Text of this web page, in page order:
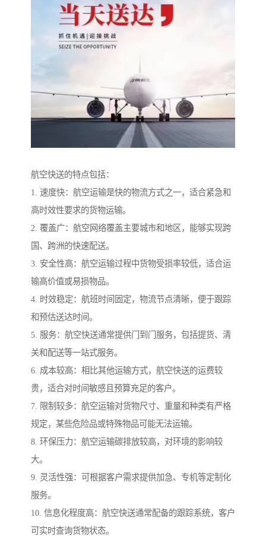
航空快送的特点包括：
1. 速度快：航空运输是快的物流方式之一，适合紧急和
高时效性要求的货物运输。
2. 覆盖广：航空网络覆盖主要城市和地区，能够实现跨
国、跨洲的快速配送。
3. 安全性高：航空运输过程中货物受损率较低，适合运
输高价值或易损物品。
4. 时效稳定：航班时间固定，物流节点清晰，便于跟踪
和预估送达时间。
5. 服务：航空快送通常提供门到门服务，包括提货、清
关和配送等一站式服务。
6. 成本较高：相比其他运输方式，航空快送的运费较
贵，适合对时间敏感且预算充足的客户。
7. 限制较多：航空运输对货物尺寸、重量和种类有严格
规定，某些危险品或特殊物品可能无法运输。
8. 环保压力：航空运输碳排放较高，对环境的影响较
大。
9. 灵活性强：可根据客户需求提供加急、专机等定制化
服务。
10. 信息化程度高：航空快送通常配备的跟踪系统，客户
可实时查询货物状态。